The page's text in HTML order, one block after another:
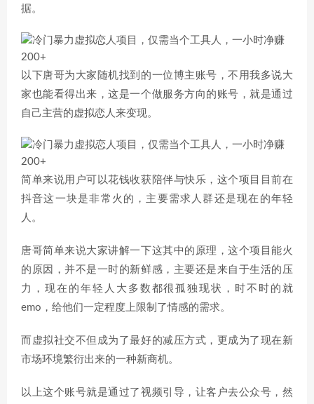
据。
以下唐哥为大家随机找到的一位博主账号，不用我多说大
家也能看得出来，这是一个做服务方向的账号，就是通过
自己主营的虚拟恋人来变现。
简单来说用户可以花钱收获陪伴与快乐，这个项目目前在
抖音这一块是非常火的，主要需求人群还是现在的年轻
人。
唐哥简单来说大家讲解一下这其中的原理，这个项目能火
的原因，并不是一时的新鲜感，主要还是来自于生活的压
力，现在的年轻人大多数都很孤独现状，时不时的就
emo，给他们一定程度上限制了情感的需求。
而虚拟社交不但成为了最好的减压方式，更成为了现在新
市场环境繁衍出来的一种新商机。
以上这个账号就是通过了视频引导，让客户去公众号，然